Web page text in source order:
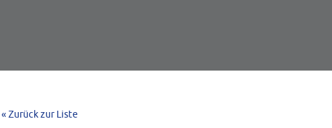
« Zurück zur Liste